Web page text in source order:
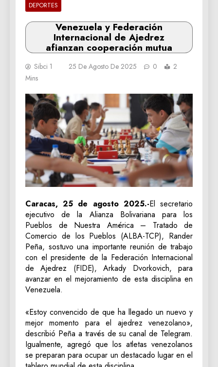
DEPORTES
Venezuela y Federación
Internacional de Ajedrez
afianzan cooperación mutua
Sibci 1 25 De Agosto De 2025 0
2
Mins
Caracas, 25 de agosto 2025.-El secretario
ejecutivo de la Alianza Bolivariana para los
Pueblos de Nuestra América – Tratado de
Comercio de los Pueblos (ALBA-TCP), Rander
Peña, sostuvo una importante reunión de trabajo
con el presidente de la Federación Internacional
de Ajedrez (FIDE), Arkady Dvorkovich, para
avanzar en el mejoramiento de esta disciplina en
Venezuela.
«Estoy convencido de que ha llegado un nuevo y
mejor momento para el ajedrez venezolano»,
describió Peña a través de su canal de Telegram.
Igualmente, agregó que los atletas venezolanos
se preparan para ocupar un destacado lugar en el